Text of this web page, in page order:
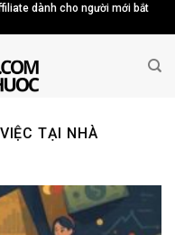
dành cho người mới bắt
TẠI NHÀ